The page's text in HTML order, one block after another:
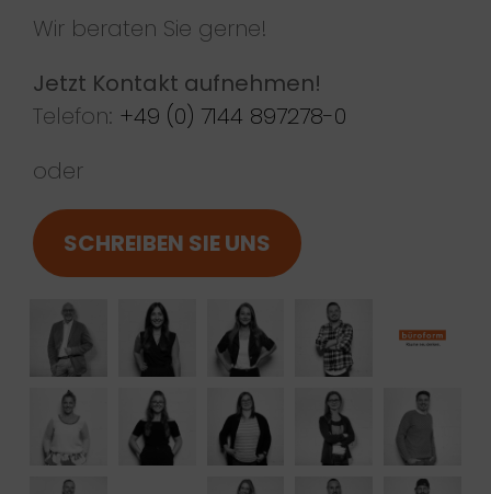
Wir beraten Sie gerne!
Jetzt Kontakt aufnehmen!
Telefon: +49 (0) 7144 897278-0
oder
SCHREIBEN SIE UNS